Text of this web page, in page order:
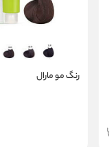
رنگ مو مارال